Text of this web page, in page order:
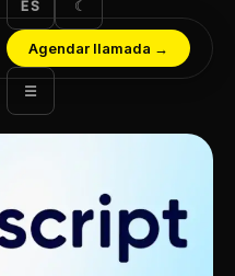
ES ☾
Agendar llamada →
☰